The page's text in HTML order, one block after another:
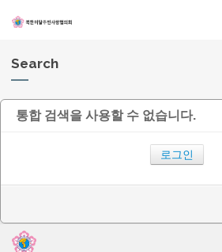
Search
통합 검색을 사용할 수 없습니다.
로그인